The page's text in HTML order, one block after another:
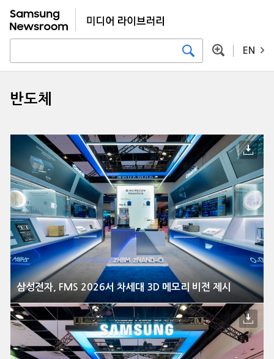
EN
반도체
삼성전자, FMS 2026서 차세대 3D 메모리 비전 제시